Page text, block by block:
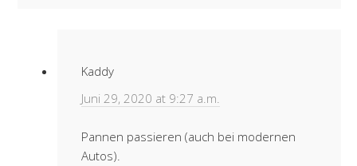
Kaddy
Juni 29, 2020 at 9:27 a.m.
Pannen passieren (auch bei modernen
Autos).